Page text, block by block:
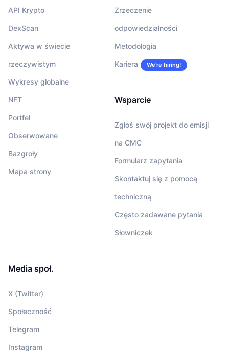
API Krypto
DexScan
Aktywa w świecie
rzeczywistym
Wykresy globalne
NFT
Portfel
Obserwowane
Bazgroły
Mapa strony
Zrzeczenie
odpowiedzialności
Metodologia
Kariera We’re hiring!
Wsparcie
Zgłoś swój projekt do emisji
na CMC
Formularz zapytania
Skontaktuj się z pomocą
techniczną
Często zadawane pytania
Słowniczek
Media społ.
X (Twitter)
Społeczność
Telegram
Instagram